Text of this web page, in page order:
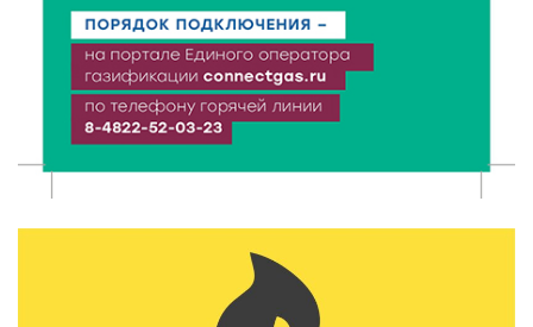
7 Авг 2026 18:01 270
День арбуза отметили ребята в Андреапольском
Доме культуры
7 Авг 2026 17:02 309
Без прав и лицензий: итоги проверки таксистов в